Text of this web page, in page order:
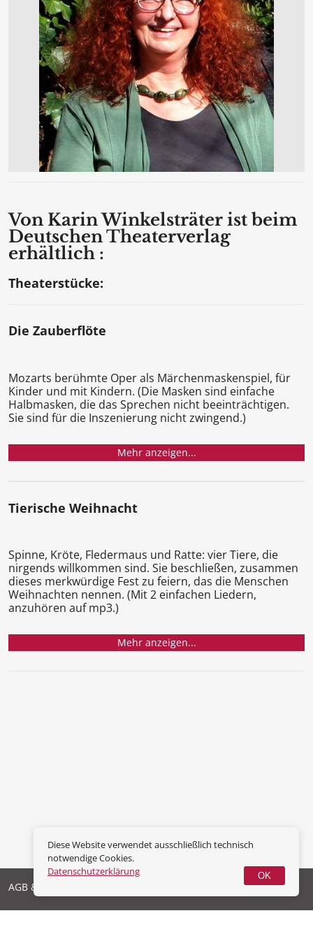
Von Karin Winkelsträter ist beim
Deutschen Theaterverlag
erhältlich :
Theaterstücke:
Die Zauberflöte
Mozarts berühmte Oper als Märchenmaskenspiel, für
Kinder und mit Kindern. (Die Masken sind einfache
Halbmasken, die das Sprechen nicht beeinträchtigen.
Sie sind für die Inszenierung nicht zwingend.)
Mehr anzeigen...
Tierische Weihnacht
Spinne, Kröte, Fledermaus und Ratte: vier Tiere, die
nirgends willkommen sind. Sie beschließen, zusammen
dieses merkwürdige Fest zu feiern, das die Menschen
Weihnachten nennen. (Mit 2 einfachen Liedern,
anzuhören auf mp3.)
Mehr anzeigen...
AGB & Widerrufsrecht
Diese Website verwendet ausschließlich technisch
notwendige Cookies.
Datenschutzerklärung
OK